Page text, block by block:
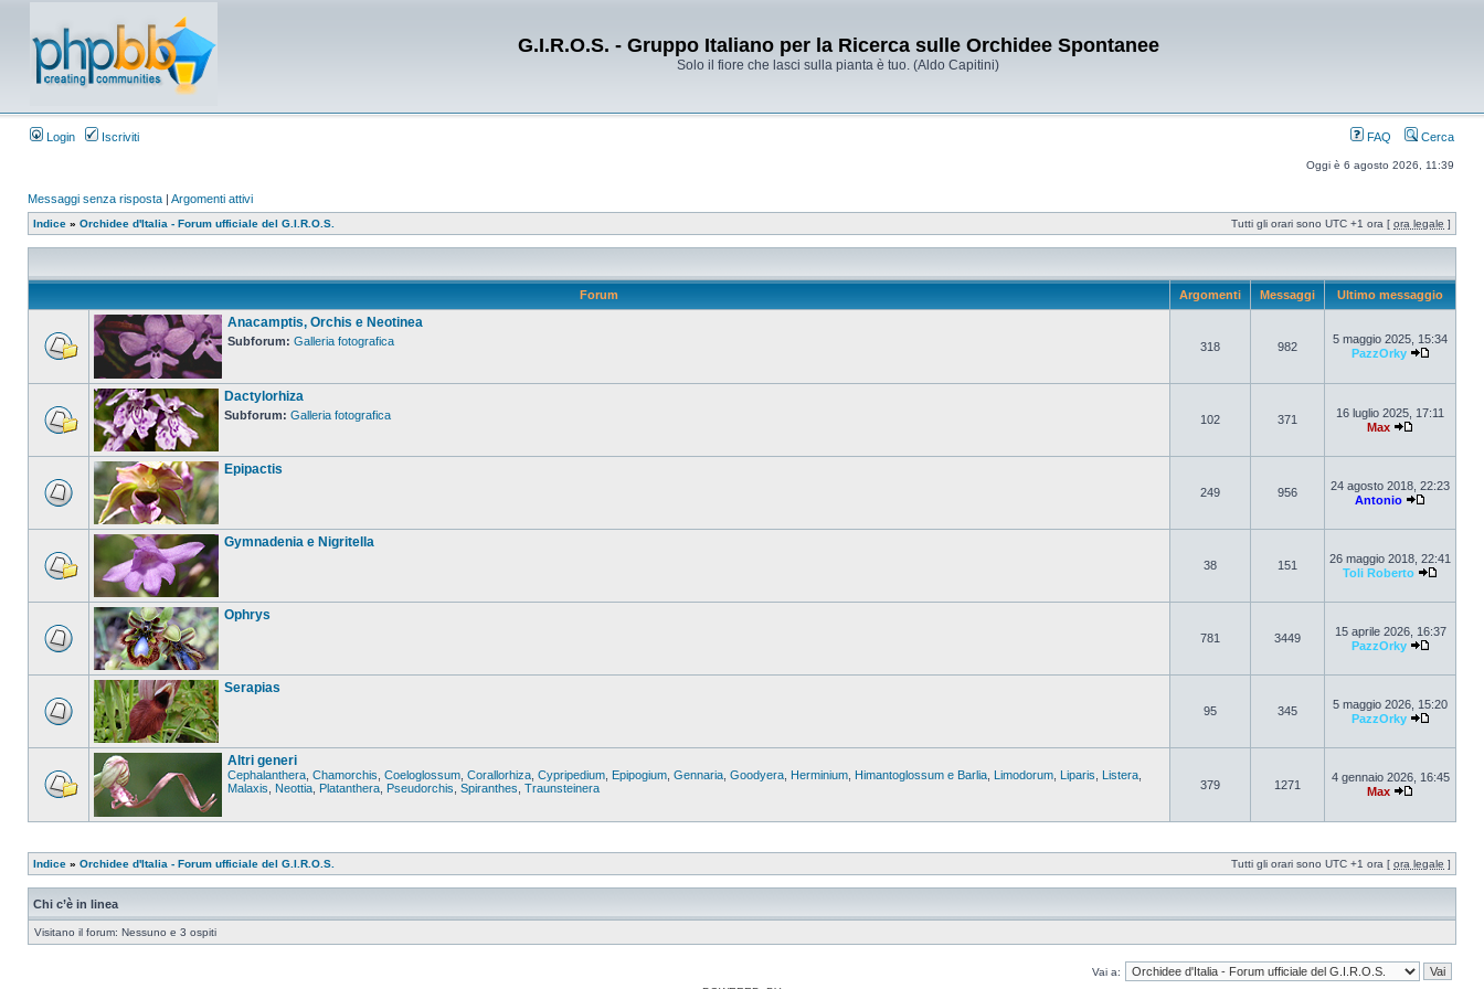
G.I.R.O.S. - Gruppo Italiano per la Ricerca sulle Orchidee Spontanee
Solo il fiore che lasci sulla pianta è tuo. (Aldo Capitini)
Login Iscriviti FAQ Cerca
Oggi è 6 agosto 2026, 11:39
Messaggi senza risposta | Argomenti attivi
Indice » Orchidee d'Italia - Forum ufficiale del G.I.R.O.S. Tutti gli orari sono UTC +1 ora [ ora legale ]
Forum Argomenti Messaggi Ultimo messaggio
Anacamptis, Orchis e Neotinea
Subforum: Galleria fotografica 318 982
5 maggio 2025, 15:34
PazzOrky
Dactylorhiza
Subforum: Galleria fotografica 102 371
16 luglio 2025, 17:11
Max
Epipactis
249 956
24 agosto 2018, 22:23
Antonio
Gymnadenia e Nigritella
38 151
26 maggio 2018, 22:41
Toli Roberto
Ophrys
781 3449
15 aprile 2026, 16:37
PazzOrky
Serapias
95 345
5 maggio 2026, 15:20
PazzOrky
Altri generi
Cephalanthera Chamorchis Coeloglossum Corallorhiza Cypripedium Epipogium Gennaria Goodyera Herminium Himantoglossum e Barlia Limodorum Liparis Listera
Malaxis
Neottia Platanthera Pseudorchis Spiranthes Traunsteinera 379 1271
4 gennaio 2026, 16:45
Max
Indice » Orchidee d'Italia - Forum ufficiale del G.I.R.O.S. Tutti gli orari sono UTC +1 ora [ ora legale ]
Chi c’è in linea
Visitano il forum: Nessuno e 3 ospiti
Vai a: